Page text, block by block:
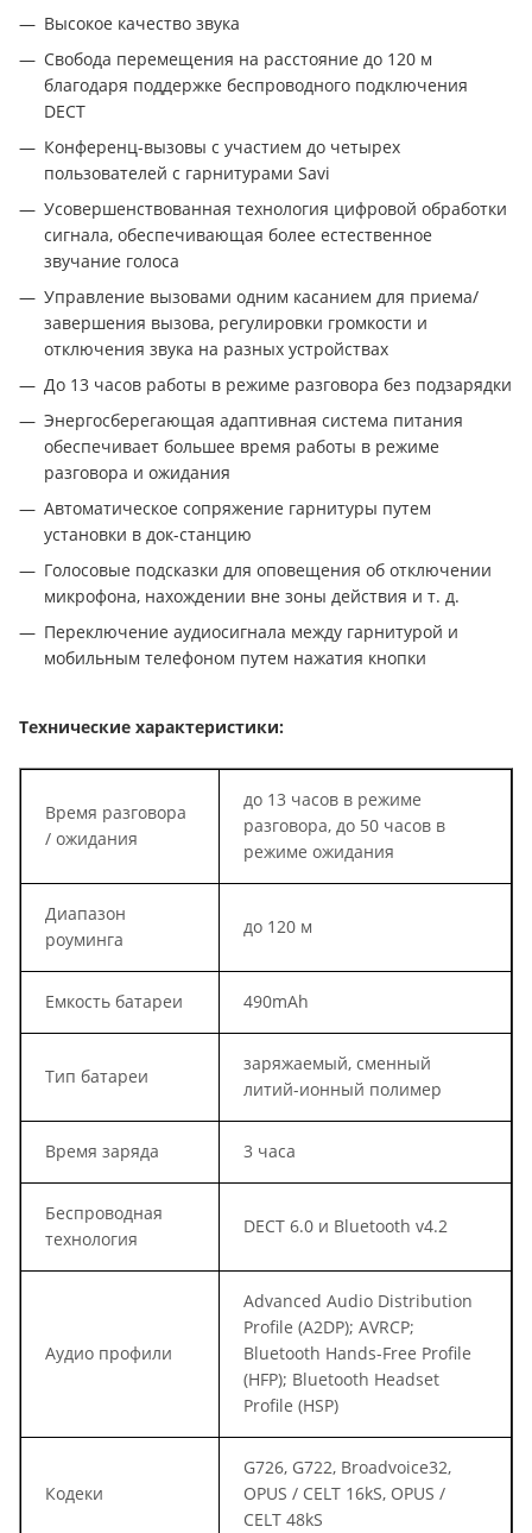
Высокое качество звука
Свобода перемещения на расстояние до 120 м
благодаря поддержке беспроводного подключения
DECT
Конференц-вызовы с участием до четырех
пользователей с гарнитурами Savi
Усовершенствованная технология цифровой обработки
сигнала, обеспечивающая более естественное
звучание голоса
Управление вызовами одним касанием для приема/
завершения вызова, регулировки громкости и
отключения звука на разных устройствах
До 13 часов работы в режиме разговора без подзарядки
Энергосберегающая адаптивная система питания
обеспечивает большее время работы в режиме
разговора и ожидания
Автоматическое сопряжение гарнитуры путем
установки в док-станцию
Голосовые подсказки для оповещения об отключении
микрофона, нахождении вне зоны действия и т. д.
Переключение аудиосигнала между гарнитурой и
мобильным телефоном путем нажатия кнопки
Технические характеристики:
Время разговора
/ ожидания
до 13 часов в режиме
разговора, до 50 часов в
режиме ожидания
Диапазон
роуминга
до 120 м
Емкость батареи 490mAh
Тип батареи
заряжаемый, сменный
литий-ионный полимер
Время заряда 3 часа
Беспроводная
технология
DECT 6.0 и Bluetooth v4.2
Аудио профили
Advanced Audio Distribution
Profile (A2DP); AVRCP;
Bluetooth Hands-Free Profile
(HFP); Bluetooth Headset
Profile (HSP)
Кодеки
G726, G722, Broadvoice32,
OPUS / CELT 16kS, OPUS /
CELT 48kS